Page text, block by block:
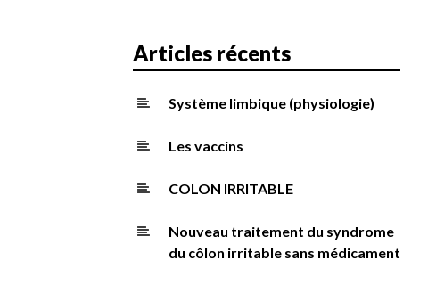
Articles récents
Système limbique (physiologie)
Les vaccins
COLON IRRITABLE
Nouveau traitement du syndrome
du côlon irritable sans médicament